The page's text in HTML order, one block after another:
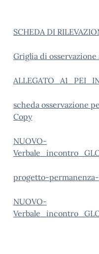
SCHEDA DI
Griglia di
scheda osservazione
Copy
NUOVO-
progetto-permanenza-
NUOVO-